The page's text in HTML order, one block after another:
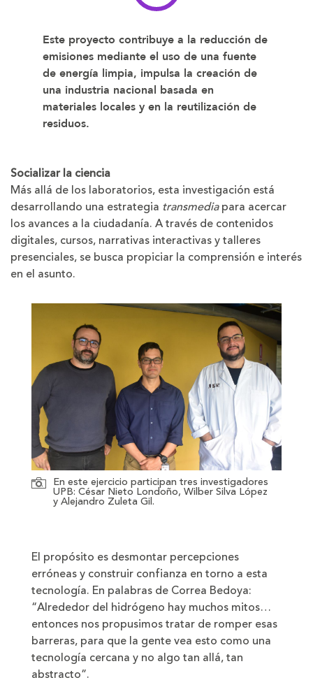
Este proyecto contribuye a la reducción de
emisiones mediante el uso de una fuente
de energía limpia, impulsa la creación de
una industria nacional basada en
materiales locales y en la reutilización de
residuos.
Socializar la ciencia
Más allá de los laboratorios, esta investigación está
desarrollando una estrategia transmediapara acercar
los avances a la ciudadanía. A través de contenidos
digitales, cursos, narrativas interactivas y talleres
presenciales, se busca propiciar la comprensión e interés
en el asunto.
En este ejercicio participan tres investigadores
UPB: César Nieto Londoño, Wilber Silva López
y Alejandro Zuleta Gil.
El propósito es desmontar percepciones
erróneas y construir confianza en torno a esta
tecnología. En palabras de Correa Bedoya:
“Alrededor del hidrógeno hay muchos mitos…
entonces nos propusimos tratar de romper esas
barreras, para que la gente vea esto como una
tecnología cercana y no algo tan allá, tan
abstracto”.